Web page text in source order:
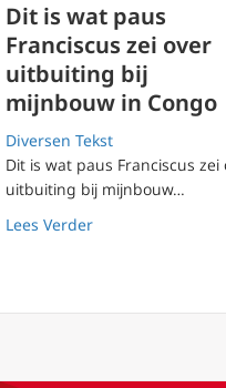
Dit is wat paus
Franciscus zei over
uitbuiting bij
mijnbouw in Congo
Diversen Tekst
Dit is wat paus Franciscus zei
uitbuiting bij mijnbouw…
Lees Verderabout Dit is wat